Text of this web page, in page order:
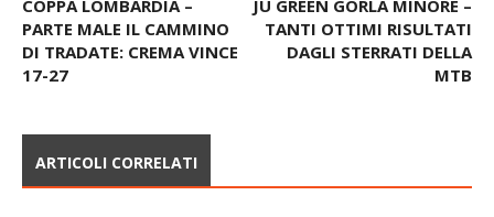
COPPA LOMBARDIA –
PARTE MALE IL CAMMINO
DI TRADATE: CREMA VINCE
17-27
JU GREEN GORLA MINORE –
TANTI OTTIMI RISULTATI
DAGLI STERRATI DELLA
MTB
ARTICOLI CORRELATI